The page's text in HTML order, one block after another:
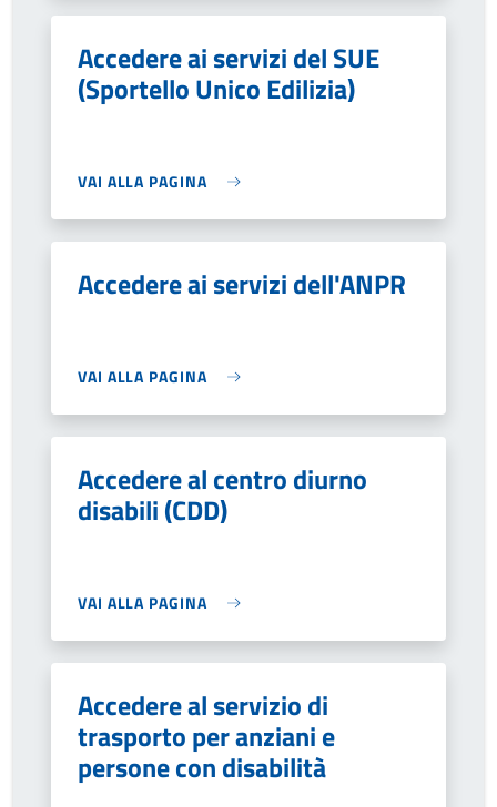
Accedere ai servizi del SUE
(Sportello Unico Edilizia)
VAI ALLA PAGINA
Accedere ai servizi dell'ANPR
VAI ALLA PAGINA
Accedere al centro diurno
disabili (CDD)
VAI ALLA PAGINA
Accedere al servizio di
trasporto per anziani e
persone con disabilità